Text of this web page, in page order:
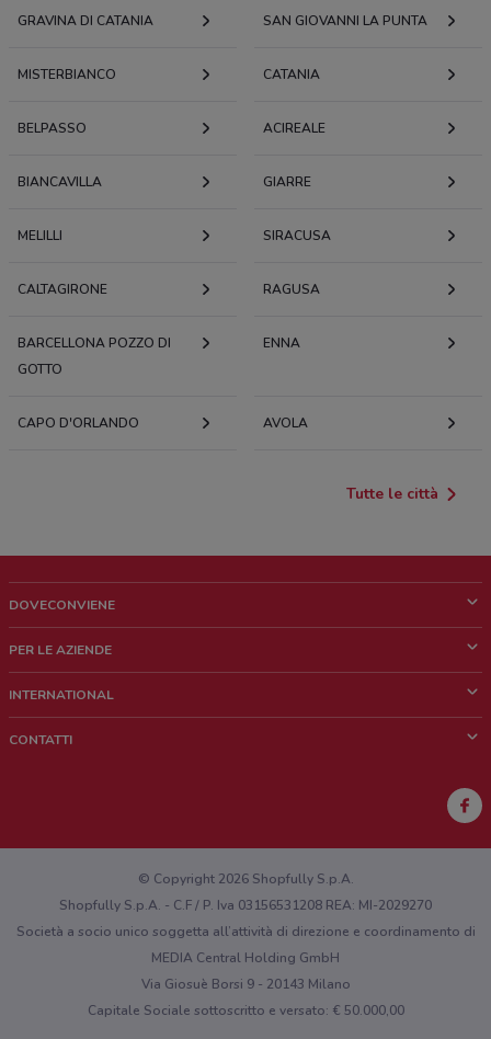
GRAVINA DI CATANIA SAN GIOVANNI LA PUNTA
MISTERBIANCO CATANIA
BELPASSO ACIREALE
BIANCAVILLA GIARRE
MELILLI SIRACUSA
CALTAGIRONE RAGUSA
BARCELLONA POZZO DI
GOTTO
ENNA
CAPO D'ORLANDO AVOLA
Tutte le città
DOVECONVIENE
Chi siamo
Lavora con noi
PER LE AZIENDE
Richieste commerciali e marketing
INTERNATIONAL
CONTATTI
Hai un malfunzionamento sul web o sull'app?
© Copyright 2026 Shopfully S.p.A.
Shopfully S.p.A. - C.F / P. Iva 03156531208 REA: MI-2029270
Società a socio unico soggetta all’attività di direzione e coordinamento di
MEDIA Central Holding GmbH
Via Giosuè Borsi 9 - 20143 Milano
Capitale Sociale sottoscritto e versato: € 50.000,00